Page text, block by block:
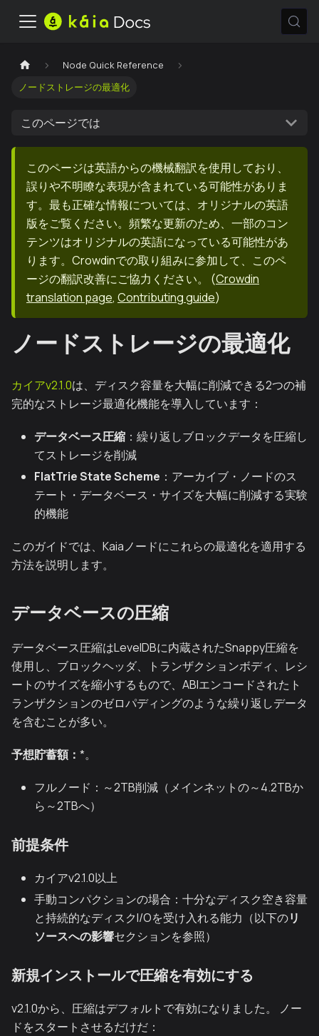
Node Quick Reference
ノードストレージの最適化
このページでは
このページは英語からの機械翻訳を使用しており、
誤りや不明瞭な表現が含まれている可能性がありま
す。最も正確な情報については、オリジナルの英語
版をご覧ください。頻繁な更新のため、一部のコン
テンツはオリジナルの英語になっている可能性があ
ります。Crowdinでの取り組みに参加して、このペ
ージの翻訳改善にご協力ください。
(Crowdin
translation page, Contributing guide)
ノードストレージの最適化
カイアv2.1.0は、ディスク容量を大幅に削減できる2つの補
完的なストレージ最適化機能を導入しています：
データベース圧縮 ：繰り返しブロックデータを圧縮し
てストレージを削減
FlatTrie State Scheme ：アーカイブ・ノードのス
テート・データベース・サイズを大幅に削減する実験
的機能
このガイドでは、Kaiaノードにこれらの最適化を適用する
方法を説明します。
データベースの圧縮
データベース圧縮はLevelDBに内蔵されたSnappy圧縮を
使用し、ブロックヘッダ、トランザクションボディ、レシ
ートのサイズを縮小するもので、ABIエンコードされたト
ランザクションのゼロパディングのような繰り返しデータ
を含むことが多い。
予想貯蓄額： *。
フルノード：～2TB削減（メインネットの～4.2TBか
ら～2TBへ）
前提条件
カイアv2.1.0以上
手動コンパクションの場合：十分なディスク空き容量
と持続的なディスクI/Oを受け入れる能力（以下のリ
ソースへの影響セクションを参照）
新規インストールで圧縮を有効にする
v2.1.0から、圧縮はデフォルトで有効になりました。 ノー
ドをスタートさせるだけだ：